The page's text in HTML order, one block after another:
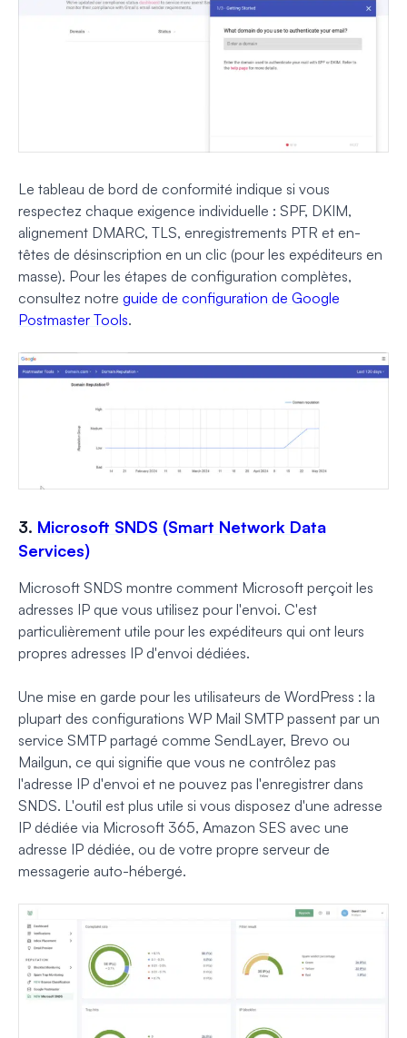
Le tableau de bord de conformité indique si vous
respectez chaque exigence individuelle : SPF, DKIM,
alignement DMARC, TLS, enregistrements PTR et en-
têtes de désinscription en un clic (pour les expéditeurs en
masse). Pour les étapes de configuration complètes,
consultez notre guide de configuration de Google
Postmaster Tools.
3. Microsoft SNDS (Smart Network Data
Services)
Microsoft SNDS montre comment Microsoft perçoit les
adresses IP que vous utilisez pour l'envoi. C'est
particulièrement utile pour les expéditeurs qui ont leurs
propres adresses IP d'envoi dédiées.
Une mise en garde pour les utilisateurs de WordPress : la
plupart des configurations WP Mail SMTP passent par un
service SMTP partagé comme SendLayer, Brevo ou
Mailgun, ce qui signifie que vous ne contrôlez pas
l'adresse IP d'envoi et ne pouvez pas l'enregistrer dans
SNDS. L'outil est plus utile si vous disposez d'une adresse
IP dédiée via Microsoft 365, Amazon SES avec une
adresse IP dédiée, ou de votre propre serveur de
messagerie auto-hébergé.